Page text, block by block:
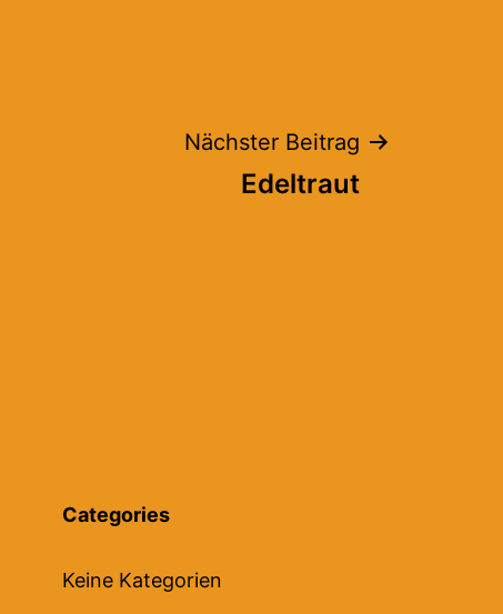
Nächster Beitrag
Edeltraut
Categories
Keine Kategorien